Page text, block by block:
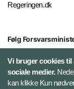
Regeringen.dk
Følg
X
LinkedIn
Vi bruger cookies til
sociale medier.
kan klikke Kun